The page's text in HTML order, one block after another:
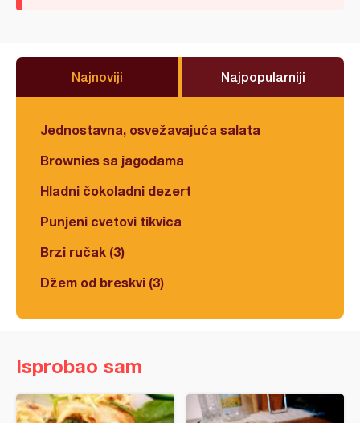
Najnoviji Najpopularniji
Jednostavna, osvežavajuća salata
Brownies sa jagodama
Hladni čokoladni dezert
Punjeni cvetovi tikvica
Brzi ručak (3)
Džem od breskvi (3)
Isprobao sam